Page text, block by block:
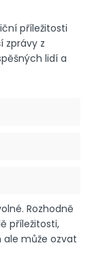
příležitosti
zprávy z
lidí a
Rozhodně
příležitosti,
ale může ozvat